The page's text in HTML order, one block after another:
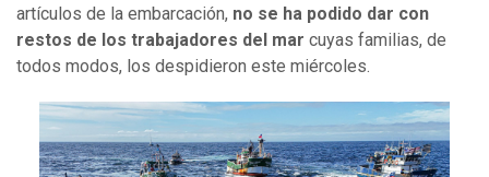
artículos de la embarcación, no se ha podido dar con
restos de los trabajadores del mar cuyas familias, de
todos modos, los despidieron este miércoles.